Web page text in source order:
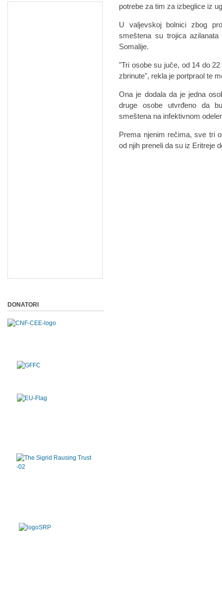
potrebe za tim za izbeglice iz
U valjevskoj bolnici zbog
smeštena su trojica
Somalije.
"Tri osobe su juče, od 14 do
zbrinute", rekla je portpraol te
Ona je dodala da je jedna
druge osobe utvrđeno da
smeštena na infektivnom
Prema njenim rečima, sve tri
od njih preneli da su iz Eritreje
DONATORI